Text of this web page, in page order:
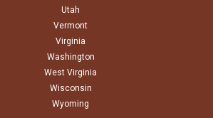
Utah
Vermont
Virginia
Washington
West Virginia
Wisconsin
Wyoming